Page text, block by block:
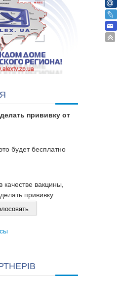
прививку от
будет бесплатно
вакцины,
прививку